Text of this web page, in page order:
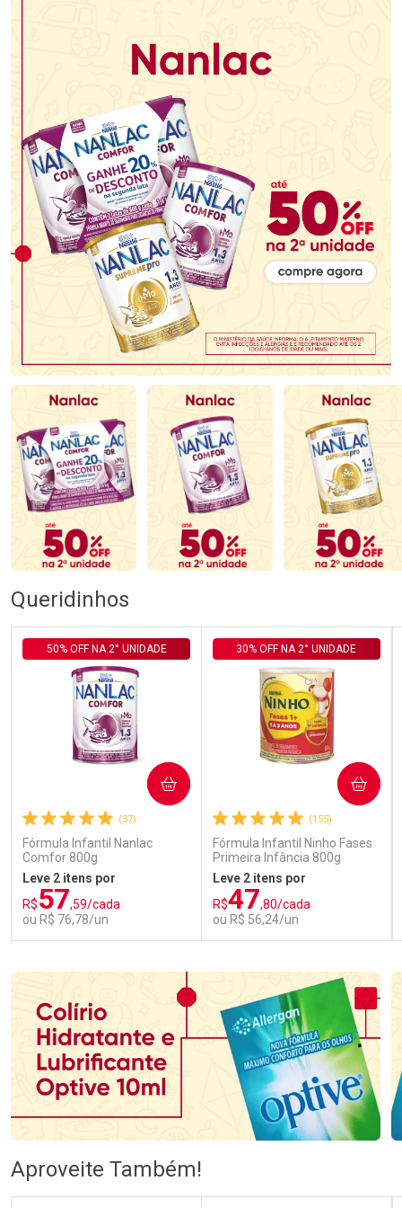
Queridinhos
(37)
Fórmula Infantil Nanlac
Comfor 800g
50% OFF NA 2° UNIDADE
Leve 2 itens por
R$57,59/cada
ou R$ 76,78/un
COMPRAR
(155)
Fórmula Infantil Ninho Fases
Primeira Infância 800g
30% OFF NA 2° UNIDADE
Leve 2 itens por
R$47,80/cada
ou R$ 56,24/un
COMPRAR
Laboratório
Por Menos
Aproveite Também!